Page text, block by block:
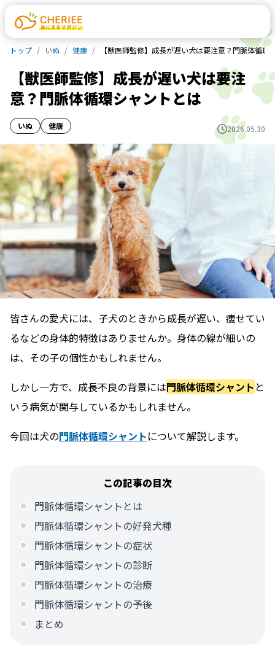
トップ いぬ 健康 【獣医師監修】成長が遅い犬は要注意？門脈体循環
【獣医師監修】成長が遅い犬は要注
意？門脈体循環シャントとは
いぬ 健康 2026.05.30
皆さんの愛犬には、子犬のときから成長が遅い、痩せてい
るなどの身体的特徴はありませんか。身体の線が細いの
は、その子の個性かもしれません。
しかし一方で、成長不良の背景には門脈体循環シャント と
いう病気が関与しているかもしれません。
今回は犬の門脈体循環シャントについて解説します。
この記事の目次
門脈体循環シャントとは
門脈体循環シャントの好発犬種
門脈体循環シャントの症状
門脈体循環シャントの診断
門脈体循環シャントの治療
門脈体循環シャントの予後
まとめ